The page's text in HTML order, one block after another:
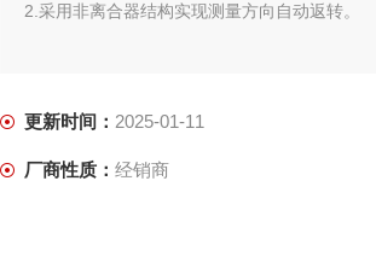
2.采用非离合器结构实现测量方向自动返转。
更新时间： 2025-01-11
厂商性质： 经销商